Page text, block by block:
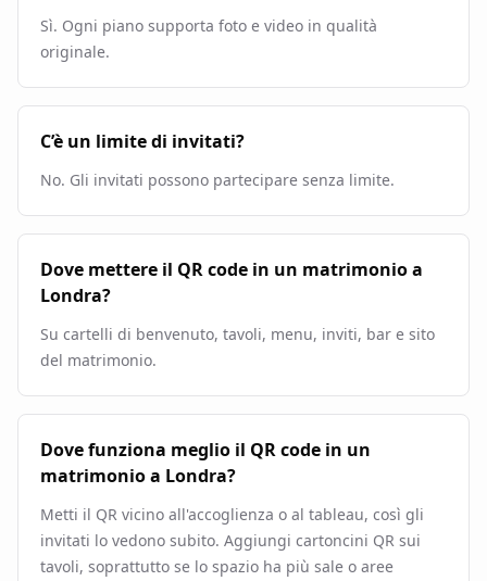
Sì. Ogni piano supporta foto e video in qualità
originale.
C’è un limite di invitati?
No. Gli invitati possono partecipare senza limite.
Dove mettere il QR code in un matrimonio a
Londra?
Su cartelli di benvenuto, tavoli, menu, inviti, bar e sito
del matrimonio.
Dove funziona meglio il QR code in un
matrimonio a Londra?
Metti il QR vicino all'accoglienza o al tableau, così gli
invitati lo vedono subito. Aggiungi cartoncini QR sui
tavoli, soprattutto se lo spazio ha più sale o aree